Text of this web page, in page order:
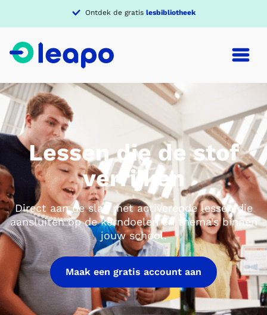
Verdiep je in eenthema
Lessen die de stof
verrijken
Direct aan de slag met activerende lessen die
aansluiten op de kerndoelen en thema’s binnen
jouw school.
Maak een gratis account aan